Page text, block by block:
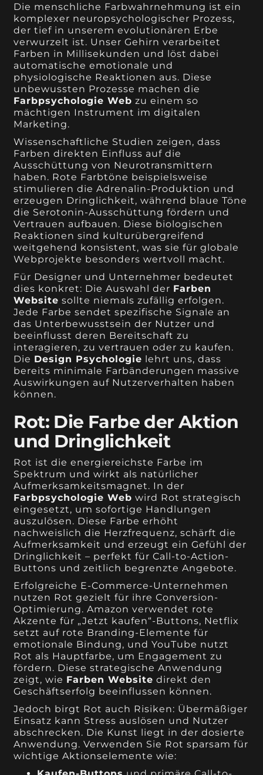
Die menschliche Farbwahrnehmung ist ein
komplexer neuropsychologischer Prozess,
der tief in unserem evolutionären Erbe
verwurzelt ist. Unser Gehirn verarbeitet
Farben in Millisekunden und löst dabei
automatische emotionale und
physiologische Reaktionen aus. Diese
unbewussten Prozesse machen die
Farbpsychologie Web zu einem so
mächtigen Instrument im digitalen
Marketing.
Wissenschaftliche Studien zeigen, dass
Farben direkten Einfluss auf die
Ausschüttung von Neurotransmittern
haben. Rote Farbtöne beispielsweise
stimulieren die Adrenalin-Produktion und
erzeugen Dringlichkeit, während blaue Töne
die Serotonin-Ausschüttung fördern und
Vertrauen aufbauen. Diese biologischen
Reaktionen sind kulturübergreifend
weitgehend konsistent, was sie für globale
Webprojekte besonders wertvoll macht.
Für Designer und Unternehmer bedeutet
dies konkret: Die Auswahl der Farben
Website sollte niemals zufällig erfolgen.
Jede Farbe sendet spezifische Signale an
das Unterbewusstsein der Nutzer und
beeinflusst deren Bereitschaft zu
interagieren, zu vertrauen oder zu kaufen.
Die Design Psychologie lehrt uns, dass
bereits minimale Farbänderungen massive
Auswirkungen auf Nutzerverhalten haben
können.
Rot: Die Farbe der Aktion
und Dringlichkeit
Rot ist die energiereichste Farbe im
Spektrum und wirkt als natürlicher
Aufmerksamkeitsmagnet. In der
Farbpsychologie Web wird Rot strategisch
eingesetzt, um sofortige Handlungen
auszulösen. Diese Farbe erhöht
nachweislich die Herzfrequenz, schärft die
Aufmerksamkeit und erzeugt ein Gefühl der
Dringlichkeit – perfekt für Call-to-Action-
Buttons und zeitlich begrenzte Angebote.
Erfolgreiche E-Commerce-Unternehmen
nutzen Rot gezielt für ihre Conversion-
Optimierung. Amazon verwendet rote
Akzente für „Jetzt kaufen“-Buttons, Netflix
setzt auf rote Branding-Elemente für
emotionale Bindung, und YouTube nutzt
Rot als Hauptfarbe, um Engagement zu
fördern. Diese strategische Anwendung
zeigt, wie Farben Website direkt den
Geschäftserfolg beeinflussen können.
Jedoch birgt Rot auch Risiken: Übermäßiger
Einsatz kann Stress auslösen und Nutzer
abschrecken. Die Kunst liegt in der dosierte
Anwendung. Verwenden Sie Rot sparsam für
wichtige Aktionselemente wie: